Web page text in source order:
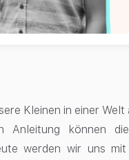
Kleinen in einer
können
werden wir uns